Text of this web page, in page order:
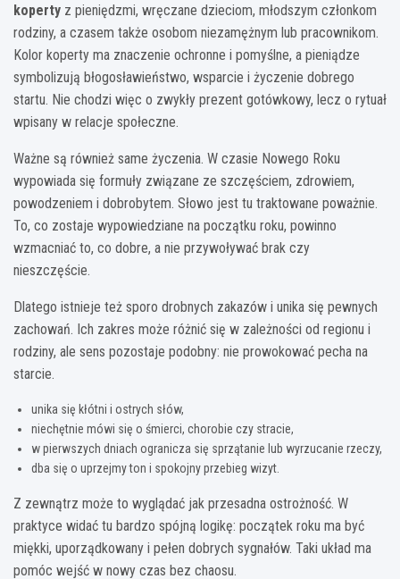
koperty z pieniędzmi, wręczane dzieciom, młodszym członkom
rodziny, a czasem także osobom niezamężnym lub pracownikom.
Kolor koperty ma znaczenie ochronne i pomyślne, a pieniądze
symbolizują błogosławieństwo, wsparcie i życzenie dobrego
startu. Nie chodzi więc o zwykły prezent gotówkowy, lecz o rytuał
wpisany w relacje społeczne.
Ważne są również same życzenia. W czasie Nowego Roku
wypowiada się formuły związane ze szczęściem, zdrowiem,
powodzeniem i dobrobytem. Słowo jest tu traktowane poważnie.
To, co zostaje wypowiedziane na początku roku, powinno
wzmacniać to, co dobre, a nie przywoływać brak czy
nieszczęście.
Dlatego istnieje też sporo drobnych zakazów i unika się pewnych
zachowań. Ich zakres może różnić się w zależności od regionu i
rodziny, ale sens pozostaje podobny: nie prowokować pecha na
starcie.
unika się kłótni i ostrych słów,
niechętnie mówi się o śmierci, chorobie czy stracie,
w pierwszych dniach ogranicza się sprzątanie lub wyrzucanie rzeczy,
dba się o uprzejmy ton i spokojny przebieg wizyt.
Z zewnątrz może to wyglądać jak przesadna ostrożność. W
praktyce widać tu bardzo spójną logikę: początek roku ma być
miękki, uporządkowany i pełen dobrych sygnałów. Taki układ ma
pomóc wejść w nowy czas bez chaosu.